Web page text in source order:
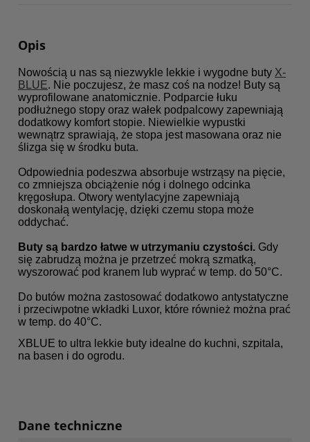
Opis
Nowością u nas są niezwykle lekkie i wygodne buty X-
BLUE. Nie poczujesz, że masz coś na nodze! Buty są
wyprofilowane anatomicznie. Podparcie łuku
podłużnego stopy oraz wałek podpalcowy zapewniają
dodatkowy komfort stopie. Niewielkie wypustki
wewnątrz sprawiają, że stopa jest masowana oraz nie
ślizga się w środku buta.
Odpowiednia podeszwa absorbuje wstrząsy na pięcie,
co zmniejsza obciążenie nóg i dolnego odcinka
kręgosłupa. Otwory wentylacyjne zapewniają
doskonałą wentylację, dzięki czemu stopa może
oddychać.
Buty są bardzo łatwe w utrzymaniu czystości. Gdy
się zabrudzą można je przetrzeć mokrą szmatką,
wyszorować pod kranem lub wyprać w temp. do 50°C.
Do butów można zastosować dodatkowo antystatyczne
i przeciwpotne wkładki Luxor, które również można prać
w temp. do 40°C.
XBLUE to ultra lekkie buty idealne do kuchni, szpitala,
na basen i do ogrodu.
Dane techniczne